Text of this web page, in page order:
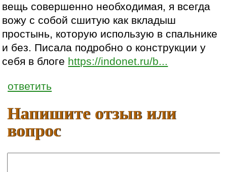
вещь совершенно необходимая, я всегда
вожу с собой сшитую как вкладыш
простынь, которую использую в спальнике
и без. Писала подробно о конструкции у
себя в блоге https://indonet.ru/b...
ответить
Напишите отзыв или
вопрос